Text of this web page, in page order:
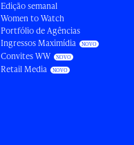
Edição semanal
Women to Watch
Portfólio de Agências
Ingressos Maximídia
Convites WW
Retail Media